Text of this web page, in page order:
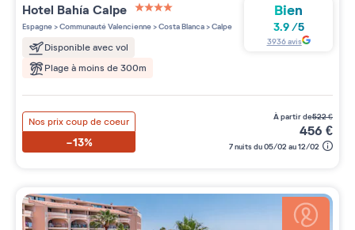
Hotel Bahía Calpe
4 étoiles sur 5
Espagne>Communauté Valencienne>Costa Blanca>Calpe
Disponible avec vol
Plage à moins de 300m
Bien
3.9 /5
3936avis
Nos prix coup de coeur
-13%
à partir de522€
456 €
7 nuits du 05/02 au 12/02